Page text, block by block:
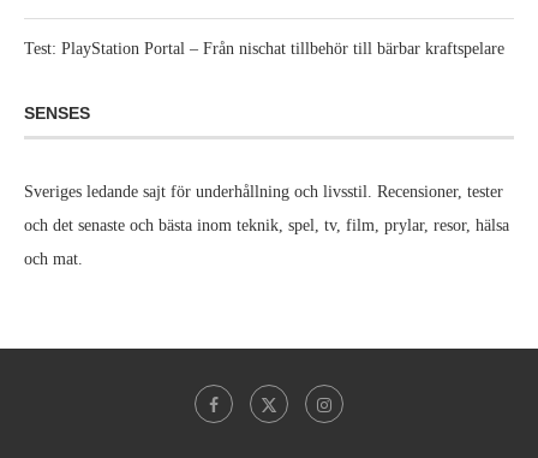
Test: PlayStation Portal – Från nischat tillbehör till bärbar kraftspelare
SENSES
Sveriges ledande sajt för underhållning och livsstil. Recensioner, tester
och det senaste och bästa inom teknik, spel, tv, film, prylar, resor, hälsa
och mat.